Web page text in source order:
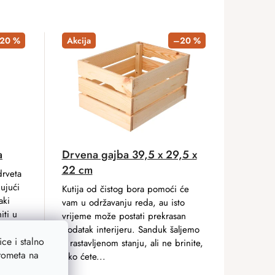
i stalno
na
%
u
Akcija –20 %
Drvena gajba 39,5 x 29,5 x
22 cm
Kutija od čistog bora pomoći će
vam u održavanju reda, au isto
vrijeme može postati prekrasan
dodatak interijeru. Sanduk šaljemo
u rastavljenom stanju, ali ne brinite,
lako ćete...